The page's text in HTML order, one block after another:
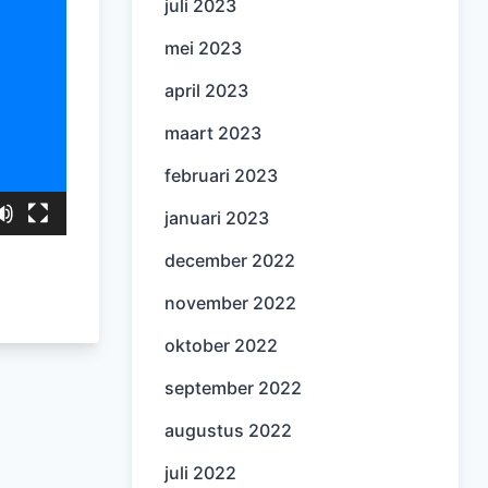
juli 2023
mei 2023
april 2023
maart 2023
februari 2023
januari 2023
december 2022
november 2022
oktober 2022
september 2022
augustus 2022
juli 2022